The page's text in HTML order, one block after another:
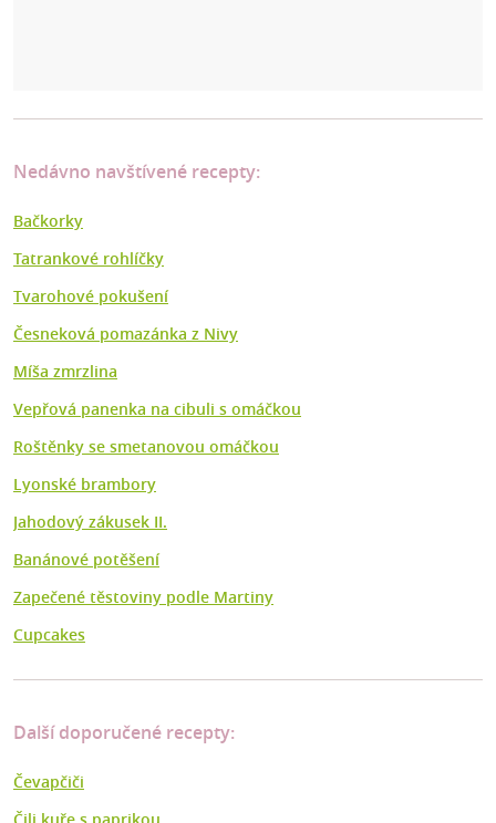
Nedávno navštívené recepty:
Bačkorky
Tatrankové rohlíčky
Tvarohové pokušení
Česneková pomazánka z Nivy
Míša zmrzlina
Vepřová panenka na cibuli s omáčkou
Roštěnky se smetanovou omáčkou
Lyonské brambory
Jahodový zákusek II.
Banánové potěšení
Zapečené těstoviny podle Martiny
Cupcakes
Další doporučené recepty:
Čevapčiči